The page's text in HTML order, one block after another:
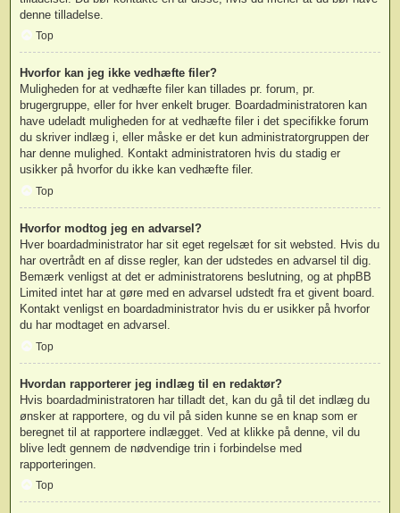
denne tilladelse.
Top
Hvorfor kan jeg ikke vedhæfte filer?
Muligheden for at vedhæfte filer kan tillades pr. forum, pr.
brugergruppe, eller for hver enkelt bruger. Boardadministratoren kan
have udeladt muligheden for at vedhæfte filer i det specifikke forum
du skriver indlæg i, eller måske er det kun administratorgruppen der
har denne mulighed. Kontakt administratoren hvis du stadig er
usikker på hvorfor du ikke kan vedhæfte filer.
Top
Hvorfor modtog jeg en advarsel?
Hver boardadministrator har sit eget regelsæt for sit websted. Hvis du
har overtrådt en af disse regler, kan der udstedes en advarsel til dig.
Bemærk venligst at det er administratorens beslutning, og at phpBB
Limited intet har at gøre med en advarsel udstedt fra et givent board.
Kontakt venligst en boardadministrator hvis du er usikker på hvorfor
du har modtaget en advarsel.
Top
Hvordan rapporterer jeg indlæg til en redaktør?
Hvis boardadministratoren har tilladt det, kan du gå til det indlæg du
ønsker at rapportere, og du vil på siden kunne se en knap som er
beregnet til at rapportere indlægget. Ved at klikke på denne, vil du
blive ledt gennem de nødvendige trin i forbindelse med
rapporteringen.
Top